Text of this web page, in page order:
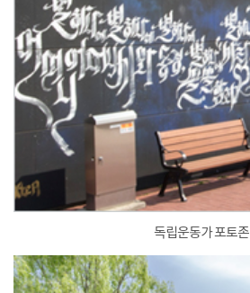
독립운동가 포토존